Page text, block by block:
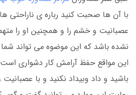
با آن ها صحبت کنید رباره ی ناراحتی
عصبانیت و خشم را و همچنین او را
نشده باشد که این موضوه می تواند شما
این مواقع حفظ آرامش کار دشواری
باشید و داد وبیداد نکنید و با